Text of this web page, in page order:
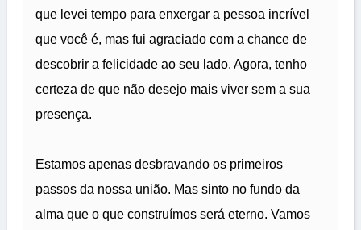
que levei tempo para enxergar a pessoa incrível
que você é, mas fui agraciado com a chance de
descobrir a felicidade ao seu lado. Agora, tenho
certeza de que não desejo mais viver sem a sua
presença.
Estamos apenas desbravando os primeiros
passos da nossa união. Mas sinto no fundo da
alma que o que construímos será eterno. Vamos